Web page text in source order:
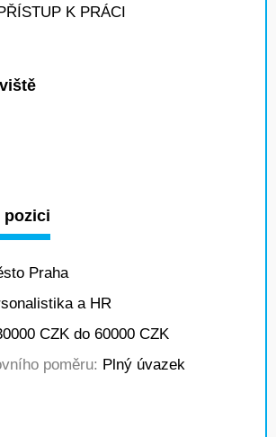
K PRÁCI
pozici
Praha
a HR
CZK do 60000 CZK
poměru: Plný úvazek